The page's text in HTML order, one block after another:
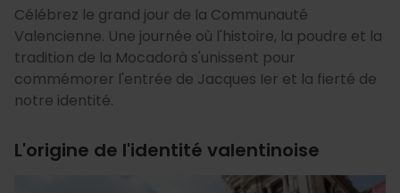
Célébrez le grand jour de la Communauté
Valencienne. Une journée où l'histoire, la poudre et la
tradition de la Mocadorà s'unissent pour
commémorer l'entrée de Jacques Ier et la fierté de
notre identité.
L'origine de l'identité valentinoise